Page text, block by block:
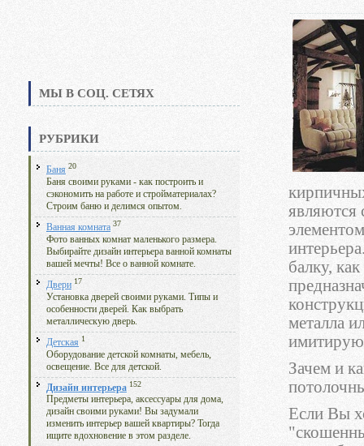
МЫ В СОЦ. СЕТЯХ
РУБРИКИ
Баня 20
Баня своими руками - как построить и
сэкономить на работе и стройматериалах?
Строим баню и делимся опытом.
Ванная комната 37
Фото ванных комнат маленького размера.
Выбирайте дизайн интерьера ванной комнаты
вашей мечты! Все о ванной комнате.
Двери 17
Установка дверей своими руками. Типы и
особенности дверей. Как выбрать
металлическую дверь.
Детская 1
Оборудование детской комнаты, мебель,
освещение. Все для детской.
Дизайн интерьера 152
Предметы интерьера, аксессуары для дома,
дизайн своими руками! Вы задумали
изменить интерьер вашей квартиры? Тогда
ищите вдохновение в этом разделе.
являются
балку,
металла
Зачем и
Если Вы